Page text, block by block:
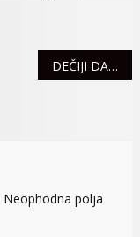
DEČIJI DAN 14. SEPTEMBRA U BLOKU B
Neophodna polja